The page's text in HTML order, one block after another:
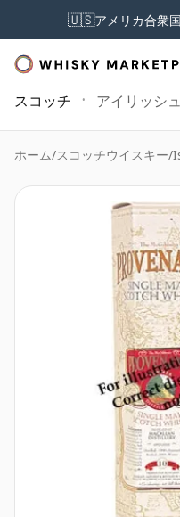
🇺🇸アメリカ合衆
スコッチ アイリッシュ
ホーム/スコッチウイスキー/